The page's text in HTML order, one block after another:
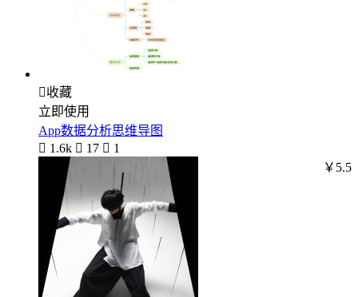
收藏
立即使用
App数据分析思维导图
 1.6k  17  1
￥5.5